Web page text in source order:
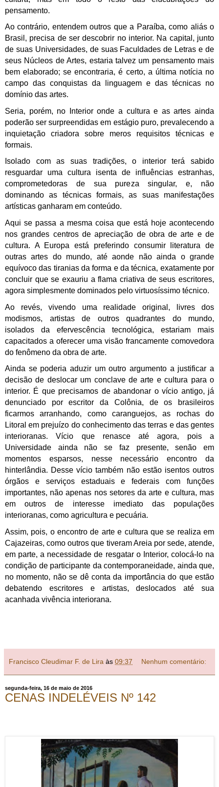
pensamento.
Ao contrário, entendem outros que a Paraíba, como aliás o
Brasil, precisa de ser descobrir no interior. Na capital, junto
de suas Universidades, de suas Faculdades de Letras e de
seus Núcleos de Artes, estaria talvez um pensamento mais
bem elaborado; se encontraria, é certo, a última notícia no
campo das conquistas da linguagem e das técnicas no
domínio das artes.
Seria, porém, no Interior onde a cultura e as artes ainda
poderão ser surpreendidas em estágio puro, prevalecendo a
inquietação criadora sobre meros requisitos técnicas e
formais.
Isolado com as suas tradições, o interior terá sabido
resguardar uma cultura isenta de influências estranhas,
comprometedoras de sua pureza singular, e, não
dominando as técnicas formais, as suas manifestações
artísticas ganharam em conteúdo.
Aqui se passa a mesma coisa que está hoje acontecendo
nos grandes centros de apreciação de obra de arte e de
cultura. A Europa está preferindo consumir literatura de
outras artes do mundo, até aonde não ainda o grande
equívoco das tiranias da forma e da técnica, exatamente por
concluir que se exauriu a flama criativa de seus escritores,
agora simplesmente dominados pelo virtuosíssimo técnico.
Ao revés, vivendo uma realidade original, livres dos
modismos, artistas de outros quadrantes do mundo,
isolados da efervescência tecnológica, estariam mais
capacitados a oferecer uma visão francamente comovedora
do fenômeno da obra de arte.
Ainda se poderia aduzir um outro argumento a justificar a
decisão de deslocar um conclave de arte e cultura para o
interior. É que precisamos de abandonar o vício antigo, já
denunciado por escritor da Colônia, de os brasileiros
ficarmos arranhando, como caranguejos, as rochas do
Litoral em prejuízo do conhecimento das terras e das gentes
interioranas. Vício que renasce até agora, pois a
Universidade ainda não se faz presente, senão em
momentos esparsos, nesse necessário encontro da
hinterlândia. Desse vício também não estão isentos outros
órgãos e serviços estaduais e federais com funções
importantes, não apenas nos setores da arte e cultura, mas
em outros de interesse imediato das populações
interioranas, como agricultura e pecuária.
Assim, pois, o encontro de arte e cultura que se realiza em
Cajazeiras, como outros que tiveram Areia por sede, atende,
em parte, a necessidade de resgatar o Interior, colocá-lo na
condição de participante da contemporaneidade, ainda que,
no momento, não se dê conta da importância do que estão
debatendo escritores e artistas, deslocados até sua
acanhada vivência interiorana.
Francisco Cleudimar F. de Lira às 09:37 Nenhum comentário:
segunda-feira, 16 de maio de 2016
CENAS INDELÉVEIS Nº 142